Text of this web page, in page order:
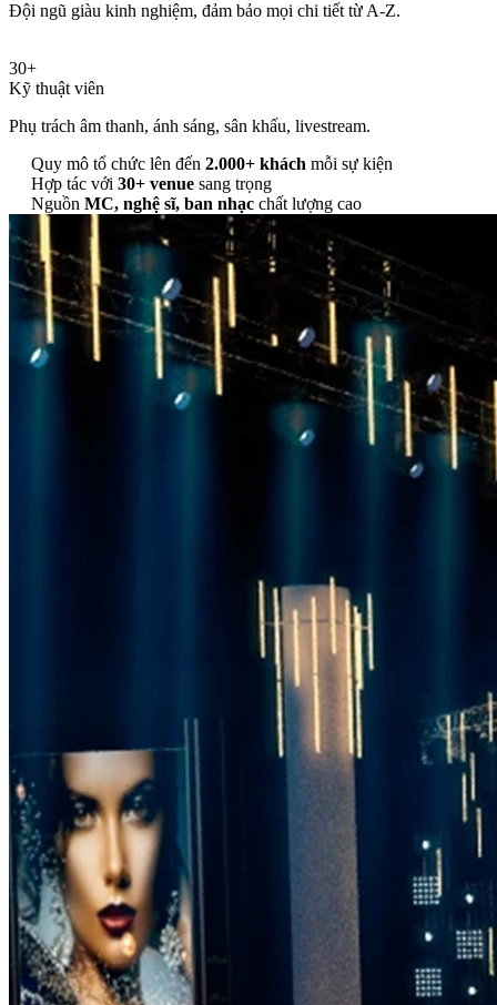
Đội ngũ giàu kinh nghiệm, đảm bảo mọi chi tiết từ A-Z.
30+
Kỹ thuật viên
Phụ trách âm thanh, ánh sáng, sân khấu, livestream.
Quy mô tổ chức lên đến 2.000+ khách mỗi sự kiện
Hợp tác với 30+ venue sang trọng
Nguồn MC, nghệ sĩ, ban nhạc chất lượng cao